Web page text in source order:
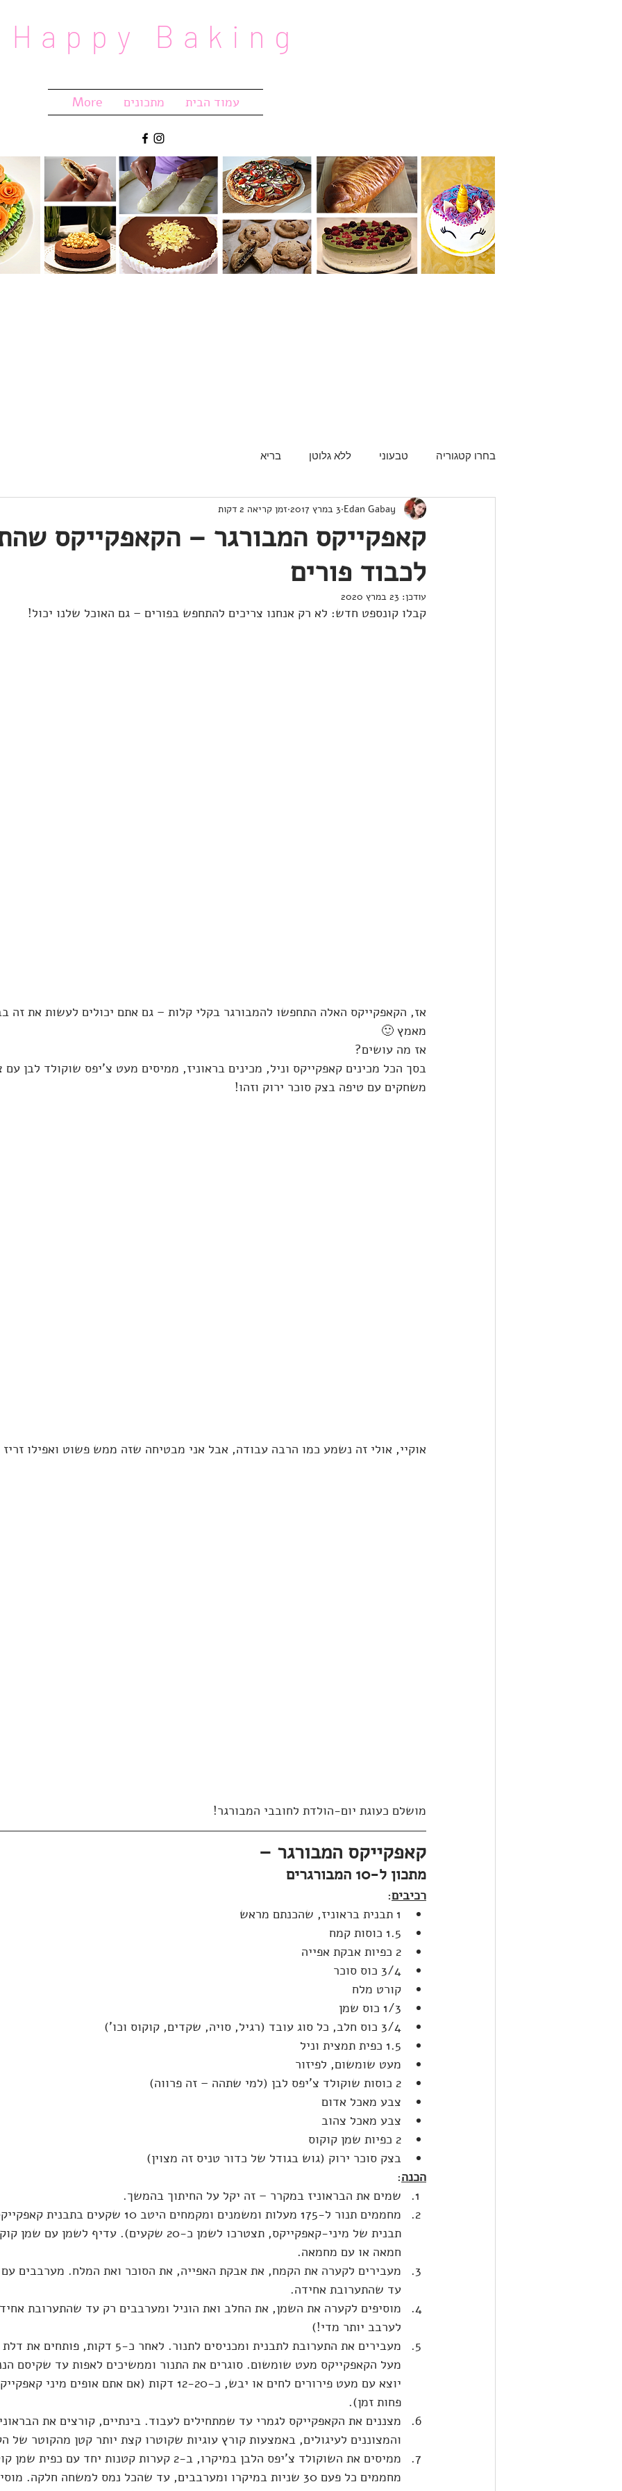
Happy Baking
עמוד הבית מתכונים More
בחרו קטגוריה טבעוני ללא גלוטן בריא
קאפקייקס המבורגר – הקאפקייקס
לכבוד פורים
Edan Gabay 3 במרץ 2017 זמן קריאה 2 דקות
עודכן: 23 במרץ 2020
קבלו קונספט חדש: לא רק אנחנו צריכים להתחפש בפורים – גם האוכל שלנו יכול!
אז, הקאפקייקס האלה התחפשו להמבורגר בקלי קלות – גם אתם יכולים לעשות את זה
מאמץ 🙂
אז מה עושים?
בסך הכל מכינים קאפקייקס וניל, מכינים בראוניז, ממיסים מעט צ'יפס שוקולד לבן
משחקים עם טיפה בצק סוכר ירוק וזהו!
אוקיי, אולי זה נשמע כמו הרבה עבודה, אבל אני מבטיחה שזה ממש פשוט ואפילו
מושלם כעוגת יום-הולדת לחובבי המבורגר!
קאפקייקס המבורגר –
מתכון ל-10 המבורגרים
רכיבים:
1 תבנית בראוניז, שהכנתם מראש
1.5 כוסות קמח
2 כפיות אבקת אפייה
3/4 כוס סוכר
קורט מלח
1/3 כוס שמן
3/4 כוס חלב, כל סוג עובד (רגיל, סויה, שקדים, קוקוס וכו')
1.5 כפית תמצית וניל
מעט שומשום, לפיזור
2 כוסות שוקולד צ'יפס לבן (למי שתהה – זה פרווה)
צבע מאכל אדום
צבע מאכל צהוב
2 כפיות שמן קוקוס
בצק סוכר ירוק (גוש בגודל של כדור טניס זה מצוין)
הכנה:
שמים את הבראוניז במקרר – זה יקל על החיתוך בהמשך.
מחממים תנור ל-175 מעלות ומשמנים ומקמחים היטב 10
תבנית של מיני-קאפקייקס, תצטרכו לשמן כ-20 שקעים). עדיף
חמאה או עם מחמאה.
מעבירים לקערה את הקמח, את אבקת האפייה, את הסוכר ואת המלח. מערבבים
עד שהתערובת אחידה.
מוסיפים לקערה את השמן, את החלב ואת הוניל ומערבבים רק עד שהתערובת
לערבב יותר מדי!)
מעבירים את התערובת לתבנית ומכניסים לתנור. לאחר
מעל הקאפקייקס מעט שומשום. סוגרים את התנור וממשיכים לאפות עד שקיסם
יוצא עם מעט פירורים לחים או יבש, כ-12-20 דקות (אם אתם
פחות זמן).
מצננים את הקאפקייקס לגמרי עד שמתחילים לעבוד. בינתיים, קורצים את
והמצוננים לעיגולים, באמצעות קורץ עוגיות שקוטרו קצת יותר קטן מהקוטר של
ממיסים את השוקולד צ'יפס הלבן במיקרו, ב-2 קערות קטנות
מחממים כל פעם 30 שניות במיקרו ומערבבים, עד שהכל נמס למשחה חלקה.